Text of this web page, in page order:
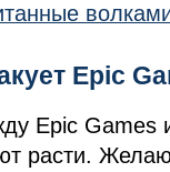
Epic
Epic Games
расти.